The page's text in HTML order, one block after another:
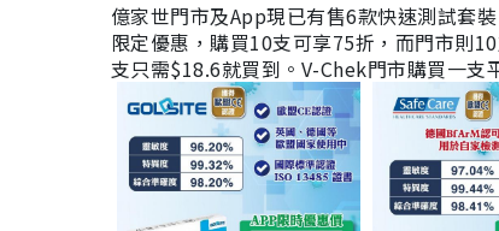
億家世門市及App現已有售6款快速測試套
限定優惠，購買10支可享75折，而門市則
支只需$18.6就買到。V-Chek門市購買一支